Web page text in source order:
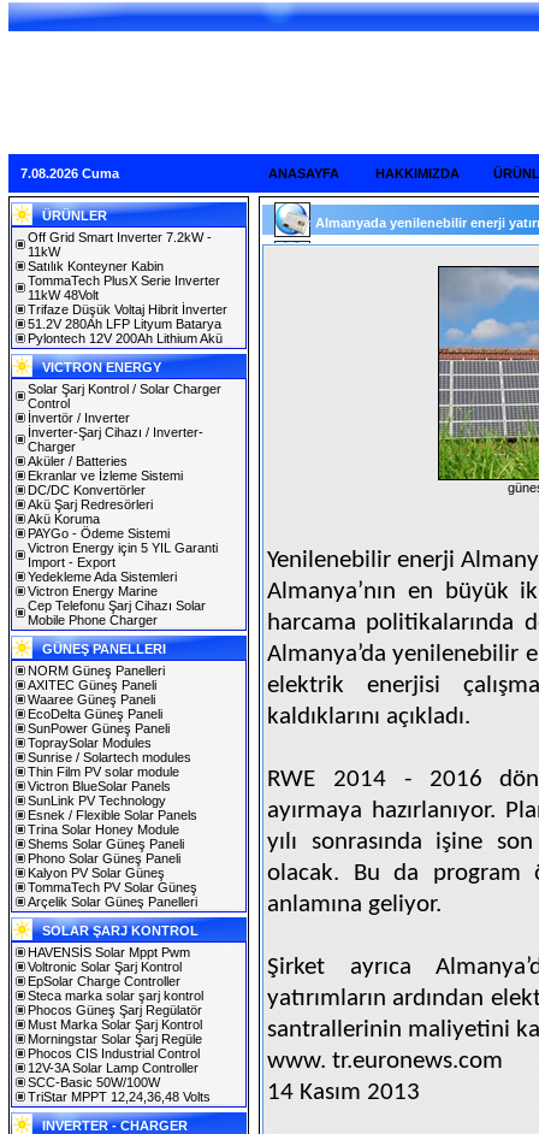
7.08.2026 Cuma ANASAYFA HAKKIMIZDA
ÜRÜNLER
Off Grid Smart Inverter 7.2kW -
11kW
Satılık Konteyner Kabin
TommaTech PlusX Serie Inverter
11kW 48Volt
Trifaze Düşük Voltaj Hibrit İnverter
51.2V 280Ah LFP Lityum Batarya
Pylontech 12V 200Ah Lithium Akü
VICTRON ENERGY
Solar Şarj Kontrol / Solar Charger
Control
İnvertör / Inverter
İnverter-Şarj Cihazı / Inverter-
Charger
Aküler / Batteries
Ekranlar ve İzleme Sistemi
DC/DC Konvertörler
Akü Şarj Redresörleri
Akü Koruma
PAYGo - Ödeme Sistemi
Victron Energy için 5 YIL Garanti
Import - Export
Yedekleme Ada Sistemleri
Victron Energy Marine
Cep Telefonu Şarj Cihazı Solar
Mobile Phone Charger
GÜNEŞ PANELLERI
NORM Güneş Panelleri
AXITEC Güneş Paneli
Waaree Güneş Paneli
EcoDelta Güneş Paneli
SunPower Güneş Paneli
TopraySolar Modules
Sunrise / Solartech modules
Thin Film PV solar module
Victron BlueSolar Panels
SunLink PV Technology
Esnek / Flexible Solar Panels
Trina Solar Honey Module
Shems Solar Güneş Paneli
Phono Solar Güneş Paneli
Kalyon PV Solar Güneş
TommaTech PV Solar Güneş
Arçelik Solar Güneş Panelleri
SOLAR ŞARJ KONTROL
HAVENSİS Solar Mppt Pwm
Voltronic Solar Şarj Kontrol
EpSolar Charge Controller
Steca marka solar şarj kontrol
Phocos Güneş Şarj Regülatör
Must Marka Solar Şarj Kontrol
Morningstar Solar Şarj Regüle
Phocos CIS Industrial Control
12V-3A Solar Lamp Controller
SCC-Basic 50W/100W
TriStar MPPT 12,24,36,48 Volts
INVERTER - CHARGER
Almanyada yenilenebilir enerji
Yenilenebilir enerji
Almanya’nın en büyük
harcama politikalarında
Almanya’da yenilenebilir
elektrik enerjisi
kaldıklarını açıkladı.
RWE 2014 - 2016
ayırmaya hazırlanıyor.
yılı sonrasında işine
olacak. Bu da program
anlamına geliyor.
Şirket ayrıca
yatırımların ardından
santrallerinin maliyetini
www. tr.euronews.com
14 Kasım 2013